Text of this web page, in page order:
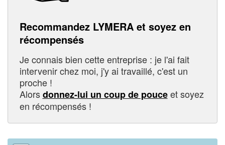
Recommandez LYMERA et soyez en
récompensés
Je connais bien cette entreprise : je l'ai fait
intervenir chez moi, j'y ai travaillé, c'est un
proche !
Alorsdonnez-lui un coup de pouceet soyez
en récompensés !